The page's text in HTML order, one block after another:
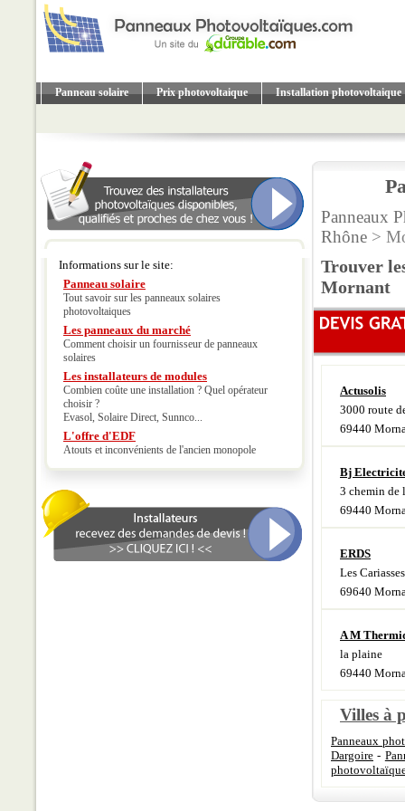
Panneau solaire Prix photovoltaique Installation photovoltaique
Informations sur le site:
Panneau solaire
Tout savoir sur les panneaux solaires
photovoltaiques
Les panneaux du marché
Comment choisir un fournisseur de panneaux
solaires
Les installateurs de modules
Combien coûte une installation ? Quel opérateur
choisir ?
Evasol, Solaire Direct, Sunnco...
L'offre d'EDF
Atouts et inconvénients de l'ancien monopole
Panneaux
Rhône >
Trouver
Mornant
Actusolis
3000 route
69440
Bj
3 chemin
69440
ERDS
Les
69640
A M
la plaine
69440
Villes à
Panneaux
Dargoire -